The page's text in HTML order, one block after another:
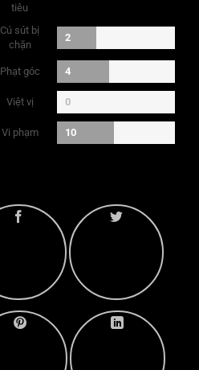
tiêu
Cú sút bị
chặn
2
Phạt góc 4
Việt vị 0
Vi phạm 10